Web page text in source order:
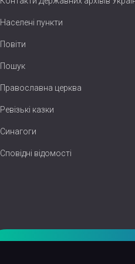
Населені пункти
Повіти
Пошук
Православна церква
Ревізькі казки
Синагоги
Сповідні відомості